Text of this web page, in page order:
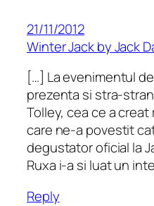
21/11/2012
Winter Jack by Jack
[…] La evenimentul
prezenta si stra-
Tolley, cea ce a
care ne-a povestit
degustator oficial la
Ruxa i-a si luat un
Reply